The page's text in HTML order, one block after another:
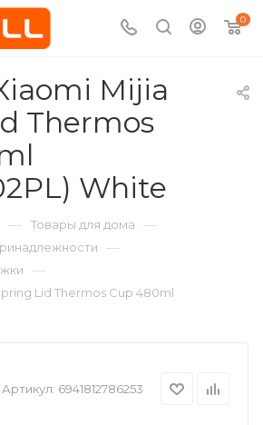
0
Mijia
Thermos
White
— Товары для дома —
—
—
Lid Thermos Cup 480ml
Артикул: 6941812786253